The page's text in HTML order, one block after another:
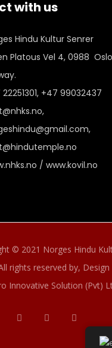
with us
Hindu Kultur Senrer
Platous Vel 4, 0988 Oslo
+47 99032437
/ www.kovil.no
© 2021 Norges Hindu
rights reserved by, Design
Innovative Solution (Pvt)